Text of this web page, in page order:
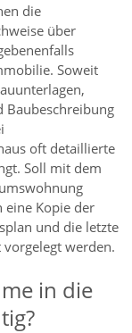
die
über
Soweit
Baubeschreibung
oft detaillierte
Soll mit dem
eine Kopie der
und die letzte
werden.
in die